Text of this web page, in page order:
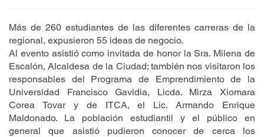
Más de 260 estudiantes de las diferentes carreras de la
regional, expusieron 55 ideas de negocio.
Al evento asistió como invitada de honor la Sra. Milena de
Escalón, Alcaldesa de la Ciudad; también nos visitaron los
responsables del Programa de Emprendimiento de la
Universidad Francisco Gavidia, Licda. Mirza Xiomara
Corea Tovar y de ITCA, el Lic. Armando Enrique
Maldonado. La población estudiantil y el público en
general que asistió pudieron conocer de cerca los